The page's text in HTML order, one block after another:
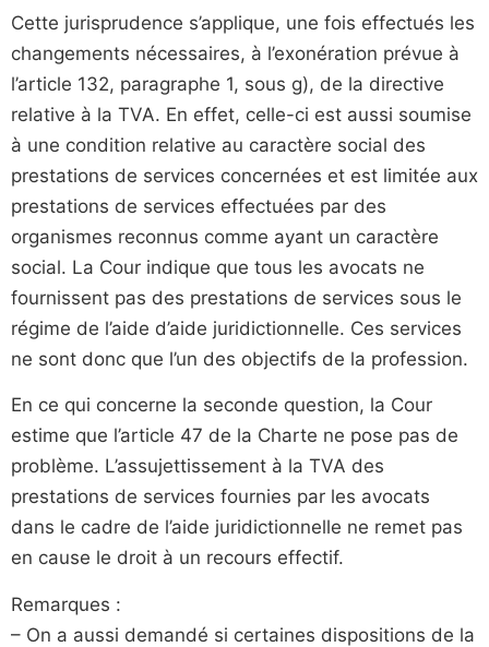
Cette jurisprudence s’applique, une fois effectués les
changements nécessaires, à l’exonération prévue à
l’article 132, paragraphe 1, sous g), de la directive
relative à la TVA. En effet, celle-ci est aussi soumise
à une condition relative au caractère social des
prestations de services concernées et est limitée aux
prestations de services effectuées par des
organismes reconnus comme ayant un caractère
social. La Cour indique que tous les avocats ne
fournissent pas des prestations de services sous le
régime de l’aide d’aide juridictionnelle. Ces services
ne sont donc que l’un des objectifs de la profession.
En ce qui concerne la seconde question, la Cour
estime que l’article 47 de la Charte ne pose pas de
problème. L’assujettissement à la TVA des
prestations de services fournies par les avocats
dans le cadre de l’aide juridictionnelle ne remet pas
en cause le droit à un recours effectif.
Remarques :
– On a aussi demandé si certaines dispositions de la